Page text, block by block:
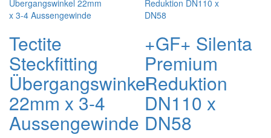
Tectite
Steckfitting
Übergangswinkel
22mm x 3-4
Aussengewinde
+GF+ Silenta
Premium
Reduktion
DN110 x
DN58